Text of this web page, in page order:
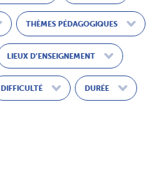
THÈMES PÉDAGOGIQUES
LIEUX D’ENSEIGNEMENT
DIFFICULTÉ DURÉE